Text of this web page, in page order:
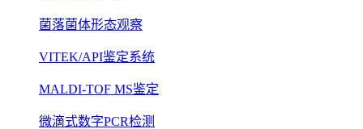
菌落菌体形态观察
VITEK/API鉴定系统
MALDI-TOF MS鉴定
微滴式数字PCR检测